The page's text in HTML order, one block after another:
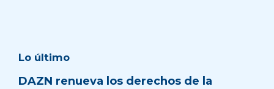
Lo último
DAZN renueva los derechos de la